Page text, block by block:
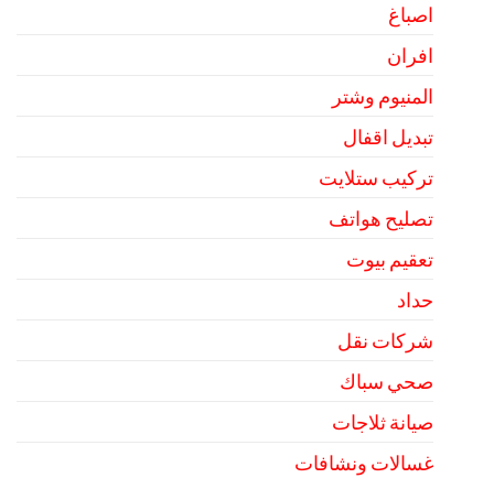
اصباغ
افران
المنيوم وشتر
تبديل اقفال
تركيب ستلايت
تصليح هواتف
تعقيم بيوت
حداد
شركات نقل
صحي سباك
صيانة ثلاجات
غسالات ونشافات